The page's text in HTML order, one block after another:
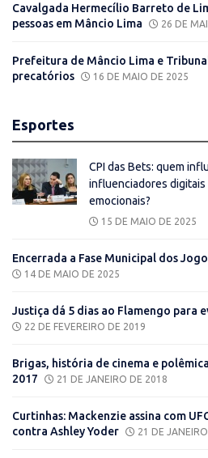
Cavalgada Hermecílio Barreto de
pessoas em Mâncio Lima
26 DE
Prefeitura de Mâncio Lima e
precatórios
16 DE MAIO DE 2025
Esportes
CPI das Bets: quem
influenciadores
emocionais?
15 DE MAIO DE 2025
Encerrada a Fase Municipal dos
14 DE MAIO DE 2025
Justiça dá 5 dias ao Flamengo para
22 DE FEVEREIRO DE 2019
Brigas, história de cinema e
2017
21 DE JANEIRO DE 2018
Curtinhas: Mackenzie assina com
contra Ashley Yoder
21 DE